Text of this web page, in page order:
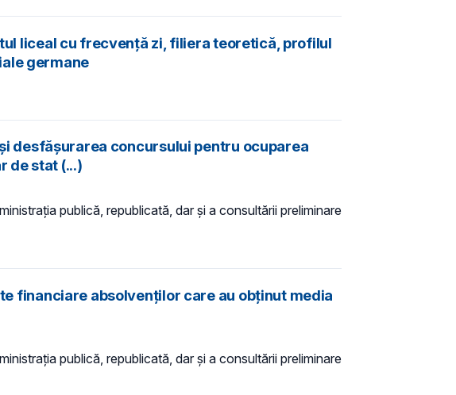
liceal cu frecvență zi, filiera teoretică, profilul
germane
desfășurarea concursului pentru ocuparea
de stat (...)
publică, republicată, dar și a consultării preliminare
financiare absolvenților care au obținut media
publică, republicată, dar și a consultării preliminare